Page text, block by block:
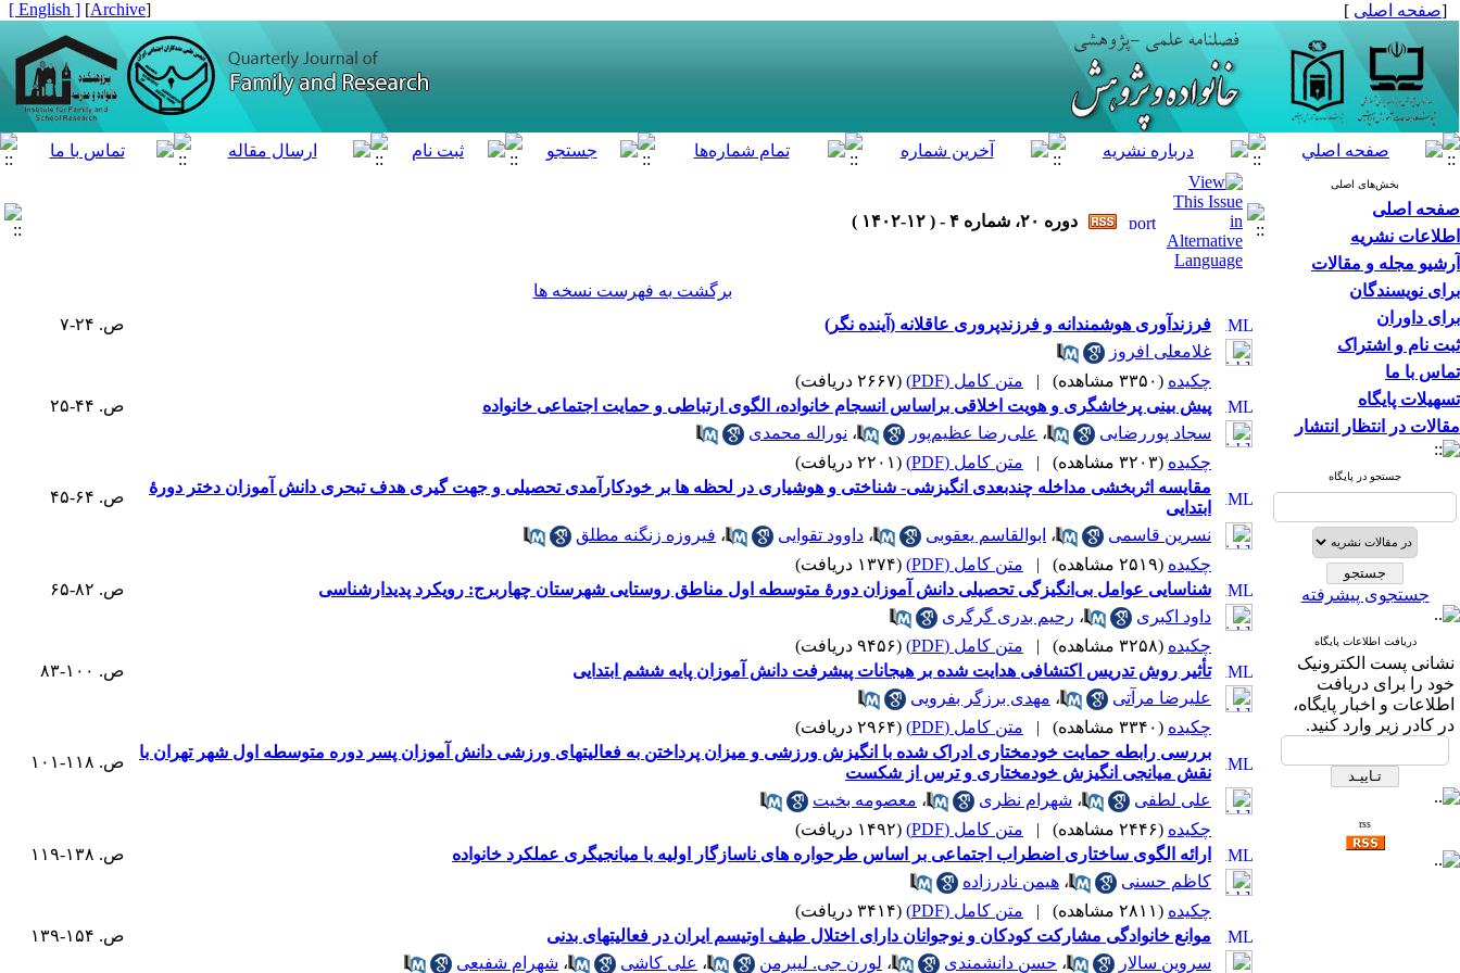
[صفحه اصلی ]
[
Archive
]
[ English ]
بخش‌های اصلی
صفحه اصلی
اطلاعات نشریه
آرشیو مجله و مقالات
برای نویسندگان
برای داوران
ثبت نام و اشتراک
تماس با ما
تسهیلات پایگاه
مقالات در انتظار انتشار
جستجو در پایگاه
جستجوی پیشرفته
دریافت اطلاعات پایگاه
نشانی پست الکترونیک
خود را برای دریافت
اطلاعات و اخبار پایگاه،
در کادر زیر وارد کنید.
rss
دوره ۲۰، شماره ۴ - ( ۱۲-۱۴۰۲ )
برگشت به فهرست نسخه ها
فرزندآوری هوشمندانه و فرزندپروری عاقلانه (آینده نگر)
ص. ۲۴-۷
غلامعلی افروز
چکیده (۳۳۵۰ مشاهده) | متن کامل (PDF)
(۲۶۶۷ دریافت)
پیش بینی پرخاشگری و هویت اخلاقی براساس انسجام خانواده، الگوی ارتباطی و حمایت اجتماعی خانواده
ص. ۴۴-۲۵
سجاد پوررضایی
، علی‌رضا عظیم‌پور ، نوراله محمدی
چکیده (۳۲۰۳ مشاهده) | متن کامل (PDF)
(۲۲۰۱ دریافت)
مقایسه اثربخشی مداخله چندبعدی انگیزشی- شناختی و هوشیاری در لحظه ها بر خودکارآمدی تحصیلی و جهت گیری هدف تبحری دانش آموزان دختر دورۀ
ابتدایی
ص. ۶۴-۴۵
نسرین قاسمی ، ابوالقاسم یعقوبی ، داوود تقوایی ، فیروزه زنگنه مطلق
چکیده (۲۵۱۹ مشاهده) | متن کامل (PDF)
(۱۳۷۴ دریافت)
شناسایی عوامل بی‌انگیزگی تحصیلی دانش آموزان دورۀ متوسطه اول مناطق روستایی شهرستان چهاربرج: رویکرد پدیدارشناسی
ص. ۸۲-۶۵
داود اکبری
، رحیم بدری گرگری
چکیده (۳۲۵۸ مشاهده) | متن کامل (PDF)
(۹۴۵۶ دریافت)
تأثیر روش تدریس اکتشافی هدایت شده بر هیجانات پیشرفت دانش آموزان پایه ششم ابتدایی
ص. ۱۰۰-۸۳
علیرضا مرآتی
، مهدی برزگر بفرویی
چکیده (۳۳۴۰ مشاهده) | متن کامل (PDF)
(۲۹۶۴ دریافت)
بررسی رابطه حمایت خودمختاری ادراک شده با انگیزش ورزشی و میزان پرداختن به فعالیتهای ورزشی دانش آموزان پسر دوره متوسطه اول شهر تهران با
نقش میانجی انگیزش خودمختاری و ترس از شکست
ص. ۱۱۸-۱۰۱
علی لطفی ، شهرام نظری ، معصومه بخیت
چکیده (۲۴۴۶ مشاهده) | متن کامل (PDF)
(۱۴۹۲ دریافت)
ارائه الگوی ساختاری اضطراب اجتماعی بر اساس طرحواره های ناسازگار اولیه با میانجیگری عملکرد خانواده
ص. ۱۳۸-۱۱۹
کاظم حسنی
، هیمن نادرزاده
چکیده (۲۸۱۱ مشاهده) | متن کامل (PDF)
(۳۴۱۴ دریافت)
موانع خانوادگی مشارکت کودکان و نوجوانان دارای اختلال طیف اوتیسم ایران در فعالیتهای بدنی
ص. ۱۵۴-۱۳۹
سروین سالار
، حسن دانشمندی ، لورن جی. لیبرمن ، علی کاشی ، شهرام شفیعی